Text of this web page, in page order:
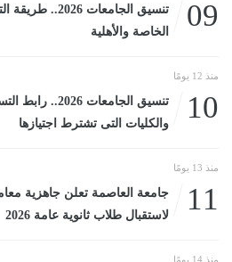
09
تنسيق الجامعات
الخاصة والأهلية
منذ 12 يومًا
10
تنسيق الجامعات
والكليات التى تشترط اجتيازها
منذ 13 يومًا
11
جامعة العاصمة تعلن جاهزية
لاستقبال طلاب ثانوية عامة 2026
منذ 14 يومًا